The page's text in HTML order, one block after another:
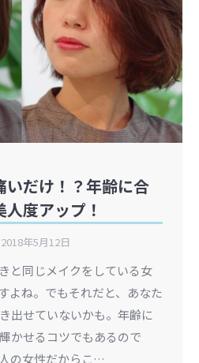
いだけ！？年齢に合
度アップ！
2018年5月12日
と同じメイクをしている女
よね。でもそれだと、あなた
出せていないかも。年齢に
かせるコツでもあるので
の女性だからこ…